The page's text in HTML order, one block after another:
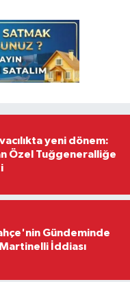
yeni dönem:
Özel Tuğgeneralliğe
Gündeminde
İddiası